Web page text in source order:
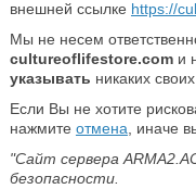
внешней ссылке https://
Мы не несем
cultureoflifestore.comи
указывать никаких
Если Вы не хотите
нажмите отмена , иначе
"Сайт сервера
безопасности.